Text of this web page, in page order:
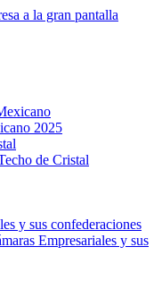
a la gran pantalla
2025
de Cristal
y sus confederaciones
Empresariales y sus